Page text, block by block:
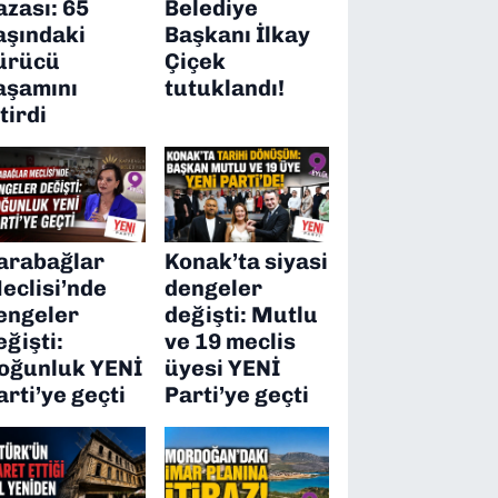
65
Belediye
Başkanı İlkay
Çiçek
tutuklandı!
YENİ
geçti
Konak’ta siyasi
dengeler
değişti: Mutlu
ve 19 meclis
üyesi YENİ
Parti’ye geçti